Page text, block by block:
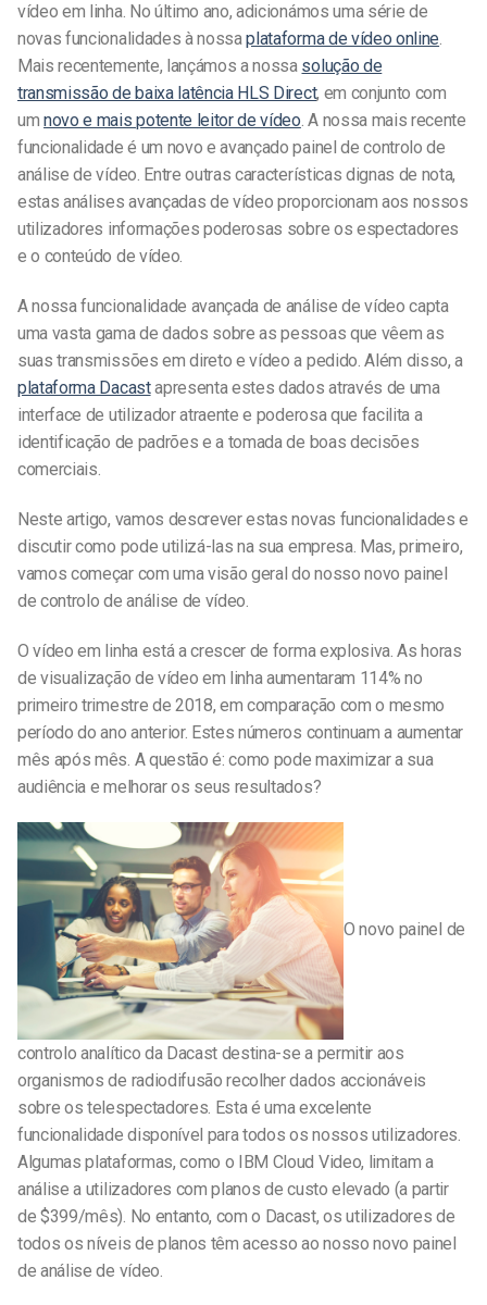
vídeo em linha. No último ano, adicionámos uma série de
novas funcionalidades à nossaplataforma de vídeo online.
Mais recentemente, lançámos a nossa solução de
transmissão de baixa latência HLS Direct, em conjunto com
umnovo e mais potente leitor de vídeo. A nossa mais recente
funcionalidade é um novo e avançado painel de controlo de
análise de vídeo. Entre outras características dignas de nota,
estas análises avançadas de vídeo proporcionam aos nossos
utilizadores informações poderosas sobre os espectadores
e o conteúdo de vídeo.
A nossa funcionalidade avançada de análise de vídeo capta
uma vasta gama de dados sobre as pessoas que vêem as
suas transmissões em direto e vídeo a pedido. Além disso, a
plataforma Dacastapresenta estes dados através de uma
interface de utilizador atraente e poderosa que facilita a
identificação de padrões e a tomada de boas decisões
comerciais.
Neste artigo, vamos descrever estas novas funcionalidades e
discutir como pode utilizá-las na sua empresa. Mas, primeiro,
vamos começar com uma visão geral do nosso novo painel
de controlo de análise de vídeo.
O vídeo em linha está a crescer de forma explosiva. As horas
de visualização de vídeo em linha aumentaram 114% no
primeiro trimestre de 2018, em comparação com o mesmo
período do ano anterior. Estes números continuam a aumentar
mês após mês. A questão é: como pode maximizar a sua
audiência e melhorar os seus resultados?
O novo painel de
controlo analítico da Dacast destina-se a permitir aos
organismos de radiodifusão recolher dados accionáveis
sobre os telespectadores. Esta é uma excelente
funcionalidade disponível para todos os nossos utilizadores.
Algumas plataformas, como o IBM Cloud Video, limitam a
análise a utilizadores com planos de custo elevado (a partir
de $399/mês). No entanto, com o Dacast, os utilizadores de
todos os níveis de planos têm acesso ao nosso novo painel
de análise de vídeo.